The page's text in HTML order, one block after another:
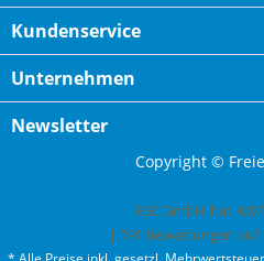
Kundenservice
Unternehmen
Newsletter
Copyright ©
ESC GmbH hat 4,87
| 791 Bewertungen auf